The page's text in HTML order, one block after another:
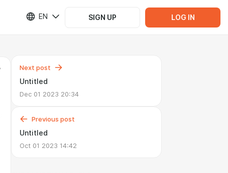
EN SIGN UP LOG IN
Next post
Untitled
Dec 01 2023 20:34
Previous post
Untitled
Oct 01 2023 14:42